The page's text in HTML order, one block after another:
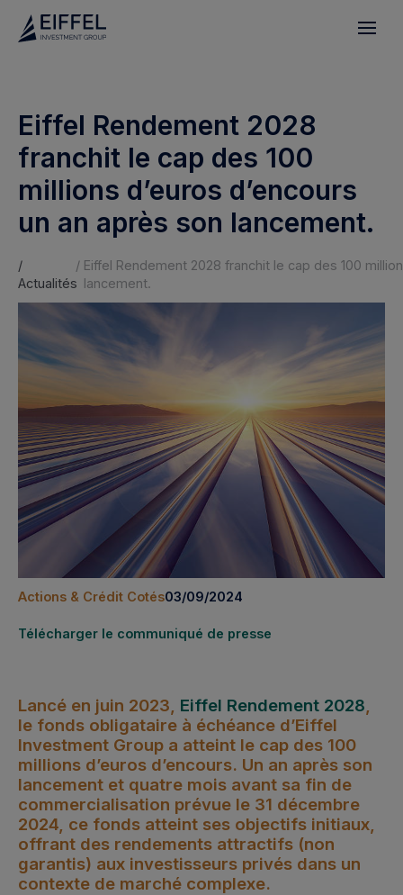
Eiffel Rendement 2028
franchit le cap des 100
millions d’euros d’encours
un an après son lancement.
/
Actualités
/ Eiffel Rendement 2028 franchit le cap des 100
lancement.
Actions & Crédit Cotés03/09/2024
Télécharger le communiqué de presse
Lancé en juin 2023, Eiffel Rendement 2028
le fonds obligataire à échéance d’Eiffel
Investment Group a atteint le cap des 100
millions d’euros d’encours. Un an après son
lancement et quatre mois avant sa fin de
commercialisation prévue le 31 décembre
2024, ce fonds atteint ses objectifs initiaux,
offrant des rendements attractifs (non
garantis) aux investisseurs privés dans un
contexte de marché complexe.